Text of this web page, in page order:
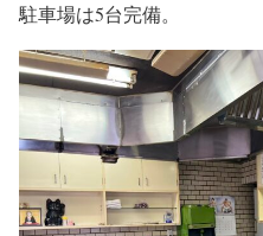
駐車場は5台完備。